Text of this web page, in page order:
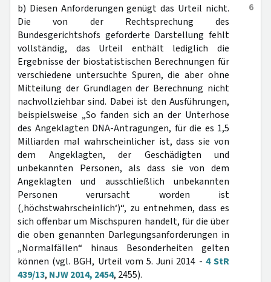
6
b) Diesen Anforderungen genügt das Urteil nicht.
Die von der Rechtsprechung des
Bundesgerichtshofs geforderte Darstellung fehlt
vollständig, das Urteil enthält lediglich die
Ergebnisse der biostatistischen Berechnungen für
verschiedene untersuchte Spuren, die aber ohne
Mitteilung der Grundlagen der Berechnung nicht
nachvollziehbar sind. Dabei ist den Ausführungen,
beispielsweise „So fanden sich an der Unterhose
des Angeklagten DNA-Antragungen, für die es 1,5
Milliarden mal wahrscheinlicher ist, dass sie von
dem Angeklagten, der Geschädigten und
unbekannten Personen, als dass sie von dem
Angeklagten und ausschließlich unbekannten
Personen verursacht worden ist
(‚höchstwahrscheinlich‘)“, zu entnehmen, dass es
sich offenbar um Mischspuren handelt, für die über
die oben genannten Darlegungsanforderungen in
„Normalfällen“ hinaus Besonderheiten gelten
können (vgl. BGH, Urteil vom 5. Juni 2014 - 4 StR
439/13, NJW 2014, 2454, 2455).